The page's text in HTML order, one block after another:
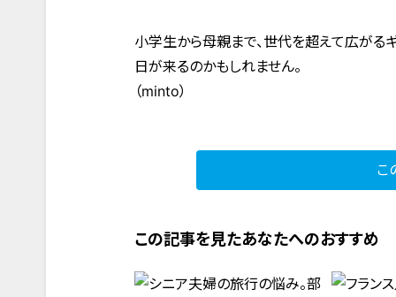
小学生から母親まで、世代を超えて広がる
日が来るのかもしれません。
（minto）
こ
この記事を見たあなたへのおすすめ